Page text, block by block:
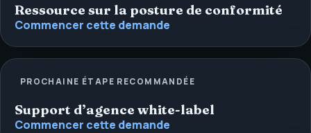
Ressource sur la posture de conformité
Commencer cette demande
PROCHAINE ÉTAPE RECOMMANDÉE
Support d’agence white-label
Commencer cette demande